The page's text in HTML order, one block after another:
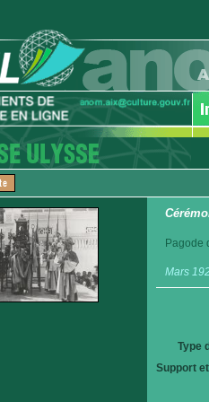
Pagode
Mars
Type
Support